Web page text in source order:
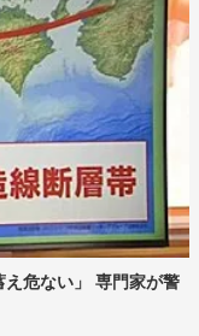
危ない」 専門家が警